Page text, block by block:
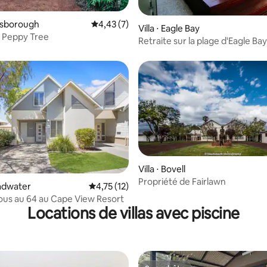
la base de 74 commentaires : 4,97 sur 5
Évaluation moyenne sur la base de 7
4,43 (7)
Tree
Villa ⋅ Eagle Bay
Retraite sur la plage d'Eagle
la base de 58 commentaires : 4,9 sur 5
Évaluation moyenne sur la base de 12
4,75 (12)
au 64 au Cape View Resort
Villa ⋅ Bovell
Propriété de Fairlawn
Locations de villas avec piscine